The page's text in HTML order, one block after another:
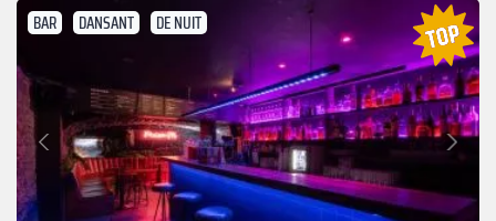
BAR DANSANT DE NUIT
Précédent
Suivant